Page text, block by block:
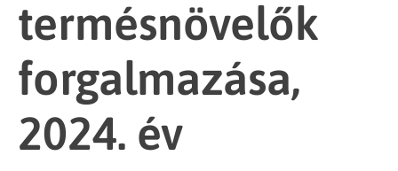
termésnövelők
forgalmazása,
2024. év